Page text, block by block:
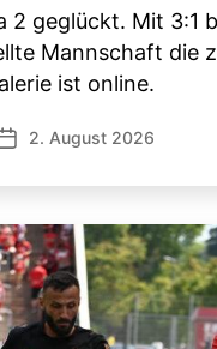
2 geglückt. Mit 3:1
Mannschaft die
ist online.
2. August 2026